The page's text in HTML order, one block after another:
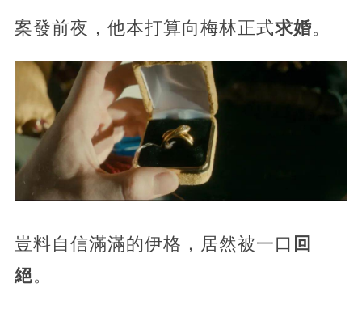
案發前夜，他本打算向梅林正式求婚。
豈料自信滿滿的伊格，居然被一口 回
絕。